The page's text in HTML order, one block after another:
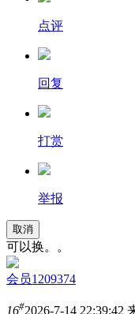
点评
回复
打赏
举报
取消
可以换。。
会员1209374
16#2026-7-14 22:39:42